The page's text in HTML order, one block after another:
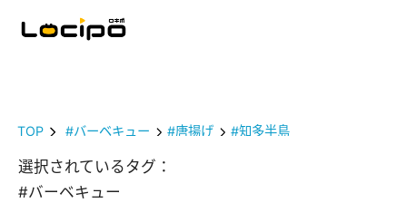
TOP #バーベキュー #唐揚げ #知多半島
選択されているタグ：
#バーベキュー